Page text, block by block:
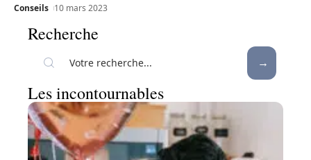
Conseils 10 mars 2023
Recherche
Les incontournables